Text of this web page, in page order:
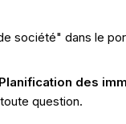
société" dans le
Planification des
question.